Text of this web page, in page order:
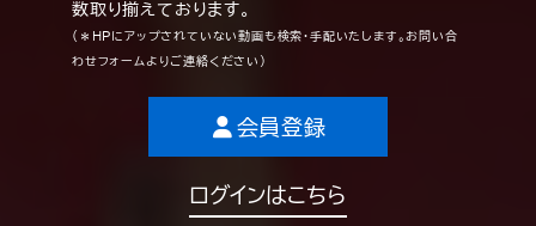
数取り揃えております。
（＊HPにアップされていない動画も検索・手配いたします。お問い合
わせフォームよりご連絡ください）
会員登録
ログインはこちら